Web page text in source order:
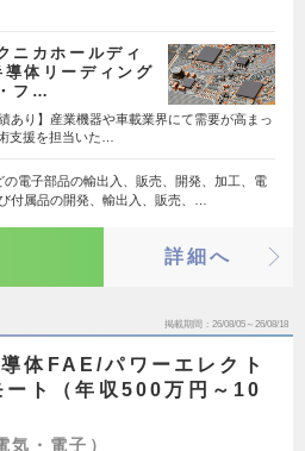
ニカホールディ
体リーディング
フ…
あり】産業機器や車載業界にて需要が高まっ
支援を担当いた…
電子部品の輸出入、販売、開発、加工、電
付属品の開発、輸出入、販売、…
詳細へ
掲載期間 26/08/05～26/08/18
導体FAE/パワーエレクト
ト（年収500万円～10
気・電子）